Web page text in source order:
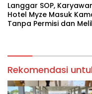
Langgar SOP,
Hotel Myze Masuk
Tanpa Permisi dan
Rekomendasi